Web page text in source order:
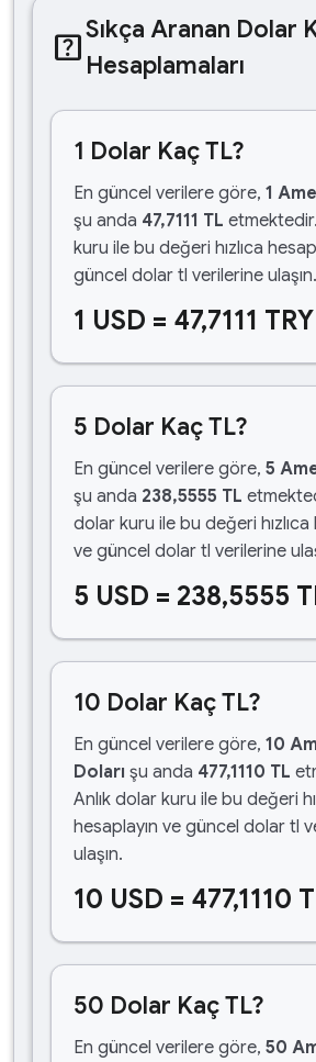
help_centerSıkça Aranan Dolar
Hesaplamaları
1 Dolar Kaç TL?
En güncel verilere göre, 1
şu anda 47,7111 TL
kuru ile bu değeri hızlıca
güncel dolar tl verilerine ulaşın.
1 USD = 47,7111 TRY
5 Dolar Kaç TL?
En güncel verilere göre, 5
şu anda 238,5555 TL
dolar kuru ile bu değeri hızlıca
ve güncel dolar tl verilerine
5 USD = 238,5555
10 Dolar Kaç TL?
En güncel verilere göre, 10
Doları şu anda 477,1110 TL
Anlık dolar kuru ile bu değeri
hesaplayın ve güncel dolar tl
ulaşın.
10 USD = 477,1110
50 Dolar Kaç TL?
En güncel verilere göre, 50